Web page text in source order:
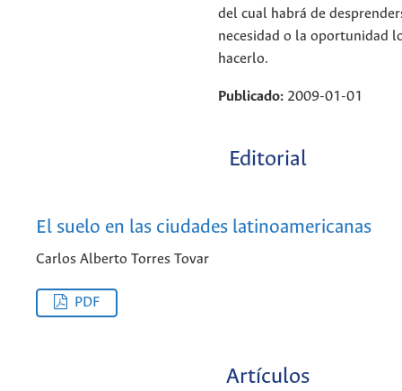
del cual habrá de
necesidad o la oportunidad
hacerlo.
Publicado: 2009-01-01
Editorial
El suelo en las ciudades latinoamericanas
Carlos Alberto Torres Tovar
PDF
Artículos